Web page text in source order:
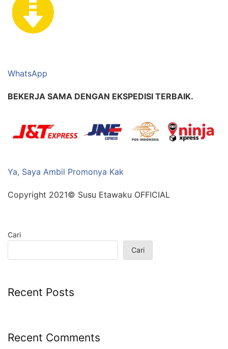
WhatsApp
BEKERJA SAMA DENGAN EKSPEDISI TERBAIK.
Ya, Saya Ambil Promonya Kak
Copyright 2021© Susu Etawaku OFFICIAL
Cari
Cari
Recent Posts
Recent Comments